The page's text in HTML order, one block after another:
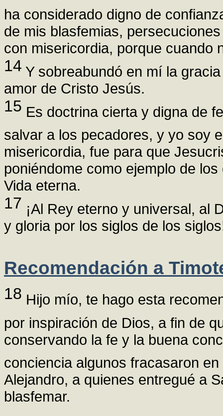
ha considerado digno de
de mis blasfemias,
con misericordia, porque cuando
14 Y sobreabundó en mí la
amor de Cristo Jesús.
15 Es doctrina cierta y digna de
salvar a los pecadores, y yo soy
misericordia, fue para que
poniéndome como ejemplo de
Vida eterna.
17 ¡Al Rey eterno y universal, al
y gloria por los siglos de los
Recomendación a
18 Hijo mío, te hago esta
por inspiración de Dios, a fin de
conservando la fe y la buena
conciencia algunos fracasaron
Alejandro, a quienes entregué a
blasfemar.